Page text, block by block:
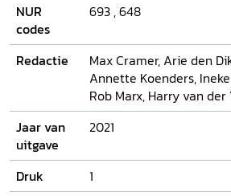
NUR
codes
693 ,648
Redactie
Max Cramer, Arie den
Annette Koenders,
Rob Marx, Harry van
Jaar van
uitgave
2021
Druk
1